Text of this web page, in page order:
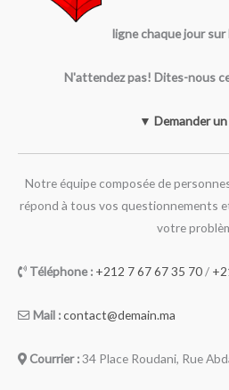
ligne chaque jour sur
N'attendez pas! Dites-nous
▼ Demander
Notre équipe composée de
répond à tous vos questionnements
votre
Téléphone : +212 7 67 67 35 70/
Mail :contact@demain.ma
Courrier :34 Place Roudani, Rue